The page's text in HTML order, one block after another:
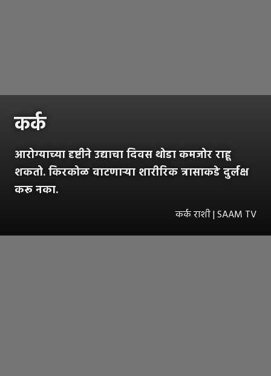
कर्क
आरोग्याच्या दृष्टीने उद्याचा दिवस थोडा कमजोर राहू
शकतो. किरकोळ वाटणाऱ्या शारीरिक त्रासाकडे दुर्लक्ष
करू नका.
कर्क राशी | SAAM TV